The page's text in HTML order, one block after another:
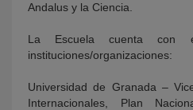
Andalus y la Ciencia.
La Escuela cuenta con
instituciones/organizaciones:
Universidad de Granada –
Internacionales, Plan